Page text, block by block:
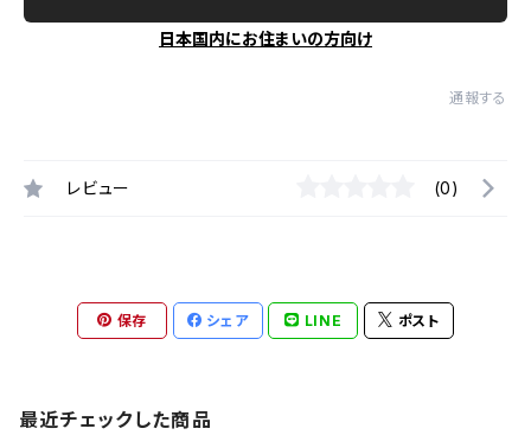
日本国内にお住まいの方向け
通報する
レビュー (0)
保存 シェア LINE ポスト
最近チェックした商品